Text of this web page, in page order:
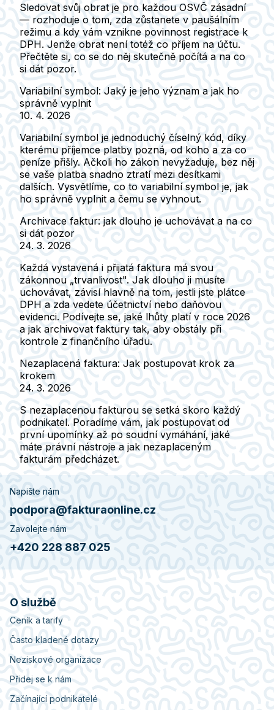
Sledovat svůj obrat je pro každou OSVČ zásadní
— rozhoduje o tom, zda zůstanete v paušálním
režimu a kdy vám vznikne povinnost registrace k
DPH. Jenže obrat není totéž co příjem na účtu.
Přečtěte si, co se do něj skutečně počítá a na co
si dát pozor.
Variabilní symbol: Jaký je jeho význam a jak ho
správně vyplnit
10. 4. 2026
Variabilní symbol je jednoduchý číselný kód, díky
kterému příjemce platby pozná, od koho a za co
peníze přišly. Ačkoli ho zákon nevyžaduje, bez něj
se vaše platba snadno ztratí mezi desítkami
dalších. Vysvětlíme, co to variabilní symbol je, jak
ho správně vyplnit a čemu se vyhnout.
Archivace faktur: jak dlouho je uchovávat a na co
si dát pozor
24. 3. 2026
Každá vystavená i přijatá faktura má svou
zákonnou „trvanlivost". Jak dlouho ji musíte
uchovávat, závisí hlavně na tom, jestli jste plátce
DPH a zda vedete účetnictví nebo daňovou
evidenci. Podívejte se, jaké lhůty platí v roce 2026
a jak archivovat faktury tak, aby obstály při
kontrole z finančního úřadu.
Nezaplacená faktura: Jak postupovat krok za
krokem
24. 3. 2026
S nezaplacenou fakturou se setká skoro každý
podnikatel. Poradíme vám, jak postupovat od
první upomínky až po soudní vymáhání, jaké
máte právní nástroje a jak nezaplaceným
fakturám předcházet.
Napište nám
podpora@fakturaonline.cz
Zavolejte nám
+420 228 887 025
O službě
Ceník a tarify
Často kladené dotazy
Neziskové organizace
Přidej se k nám
Začínající podnikatelé